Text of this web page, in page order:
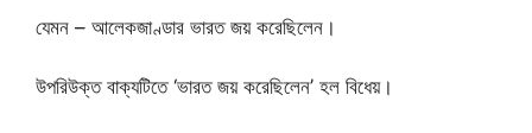
যেমন – আলেকজাণ্ডার ভারত জয় করেছিলেন।
উপরিউক্ত বাক্যটিতে ‘ভারত জয় করেছিলেন’ হল বিধেয়।